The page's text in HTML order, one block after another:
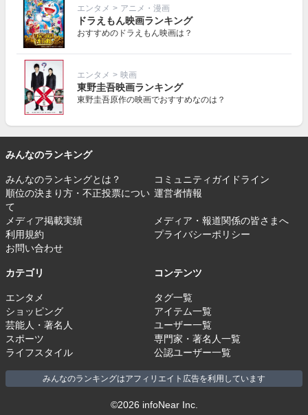
エンタメ > アニメ・漫画
ドラえもん映画ランキング
おすすめのドラえもん映画は？
エンタメ > 映画
東野圭吾映画ランキング
東野圭吾原作の映画でおすすめなのは？
みんなのランキング
みんなのランキングとは？
コミュニティガイドライン
順位の決まり方・不正投票につい
て
運営者情報
メディア掲載実績
メディア・報道関係の皆さまへ
利用規約
プライバシーポリシー
お問い合わせ
カテゴリ
エンタメ
ショッピング
芸能人・著名人
スポーツ
ライフスタイル
コンテンツ
タグ一覧
アイテム一覧
ユーザー一覧
専門家・著名人一覧
公認ユーザー一覧
みんなのランキングはアフィリエイト広告を利用しています
©2026 infoNear Inc.